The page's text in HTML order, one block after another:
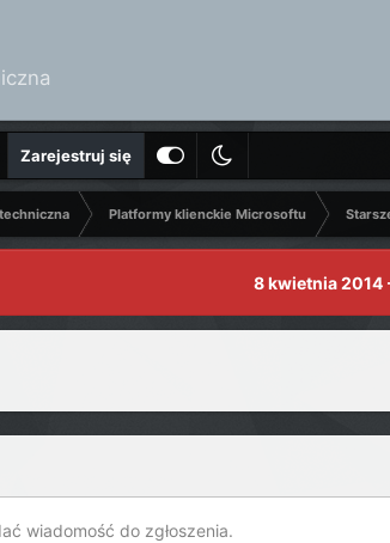
Zarejestruj się
Platformy klienckie Microsoftu
8 kwietnia 2014
wiadomość do zgłoszenia.